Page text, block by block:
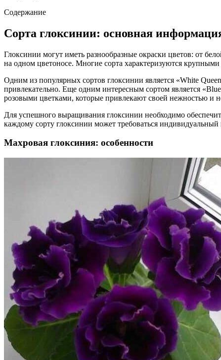
Содержание
Сорта глоксинии: основная
Глоксинии могут иметь разнообразные окраски цветов: от
на одном цветоносе. Многие сорта характеризуются
Одним из популярных сортов глоксинии является «White
привлекательно. Еще одним интересным сортом является
розовыми цветками, которые привлекают своей нежностью и
Для успешного выращивания глоксинии необходимо
каждому сорту глоксинии может требоваться
Махровая глоксиния: особенности